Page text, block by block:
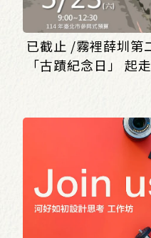
已截止 /霧裡薛圳第
「古蹟紀念日」 起